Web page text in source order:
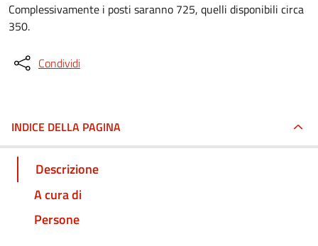
Complessivamente i posti saranno 725, quelli disponibili circa
350.
Condividi
INDICE DELLA PAGINA
Descrizione
A cura di
Persone